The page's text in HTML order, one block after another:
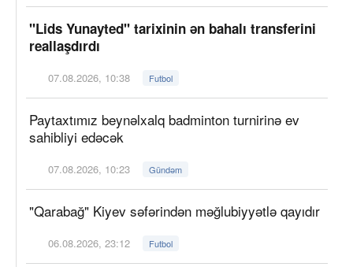
"Lids Yunayted" tarixinin ən bahalı transferini
reallaşdırdı
07.08.2026, 10:38 Futbol
Paytaxtımız beynəlxalq badminton turnirinə ev
sahibliyi edəcək
07.08.2026, 10:23 Gündəm
"Qarabağ" Kiyev səfərindən məğlubiyyətlə qayıdır
06.08.2026, 23:12 Futbol